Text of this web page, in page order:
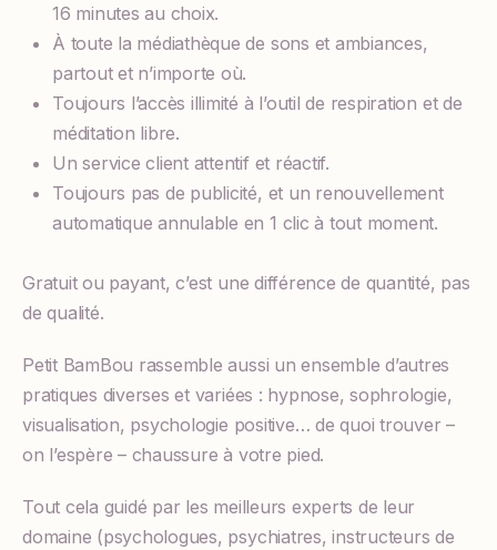
16 minutes au choix.
À toute la médiathèque de sons et ambiances,
partout et n’importe où.
Toujours l’accès illimité à l’outil de respiration et de
méditation libre.
Un service client attentif et réactif.
Toujours pas de publicité, et un renouvellement
automatique annulable en 1 clic à tout moment.
Gratuit ou payant, c’est une différence de quantité, pas
de qualité.
Petit BamBou rassemble aussi un ensemble d’autres
pratiques diverses et variées : hypnose, sophrologie,
visualisation, psychologie positive… de quoi trouver –
on l’espère – chaussure à votre pied.
Tout cela guidé par les meilleurs experts de leur
domaine (psychologues, psychiatres, instructeurs de